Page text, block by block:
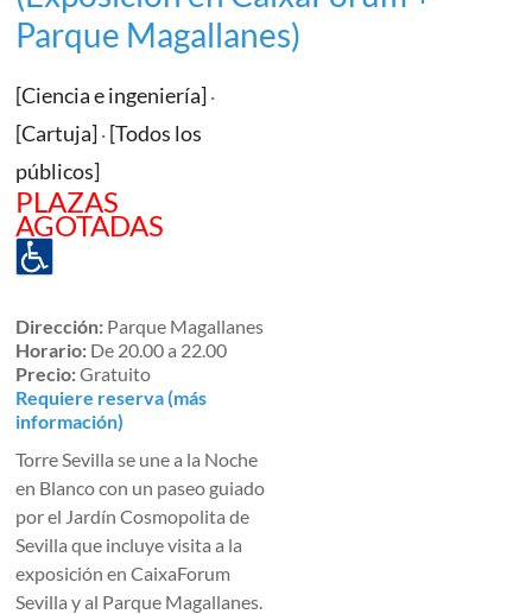
Parque Magallanes)
[Ciencia e ingeniería] ·
[Cartuja] · [Todos los
públicos]
PLAZAS
AGOTADAS
Dirección: Parque Magallanes
Horario: De 20.00 a 22.00
Precio:Gratuito
Requiere reserva (más
información)
Torre Sevilla se une a la Noche
en Blanco con un paseo guiado
por el Jardín Cosmopolita de
Sevilla que incluye visita a la
exposición en CaixaForum
Sevilla y al Parque Magallanes.